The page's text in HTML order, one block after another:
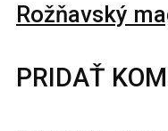
Rožňavský
PRIDAŤ